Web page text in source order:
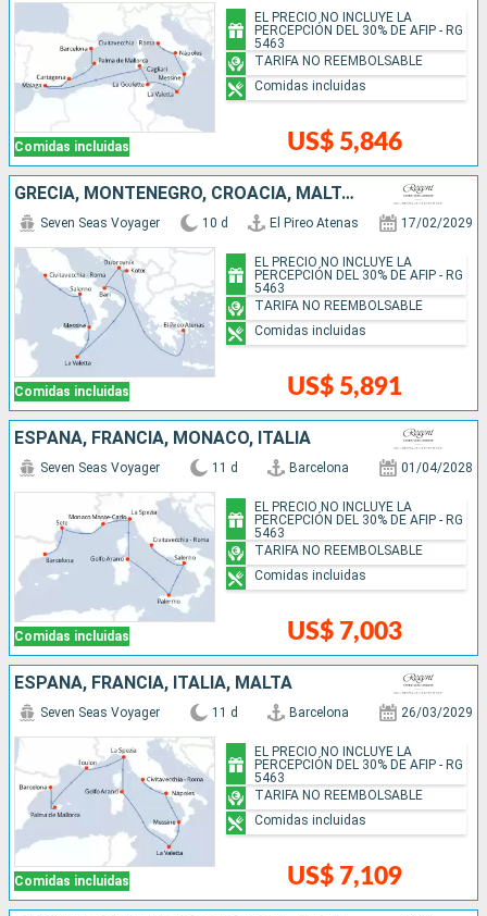
Comidas incluidas US$ 5,846
EL PRECIO NO INCLUYE LA
PERCEPCIÓN DEL 30% DE AFIP - RG
5463
TARIFA NO REEMBOLSABLE
Comidas incluidas
GRECIA, MONTENEGRO, CROACIA, MALTA, ITALIA
Comidas incluidas
Seven Seas Voyager 10 d El Pireo Atenas 17/02/2029
US$ 5,891
EL PRECIO NO INCLUYE LA
PERCEPCIÓN DEL 30% DE AFIP - RG
5463
TARIFA NO REEMBOLSABLE
Comidas incluidas
ESPAÑA, FRANCIA, MONACO, ITALIA
Comidas incluidas
Seven Seas Voyager 11 d Barcelona 01/04/2028
US$ 7,003
EL PRECIO NO INCLUYE LA
PERCEPCIÓN DEL 30% DE AFIP - RG
5463
TARIFA NO REEMBOLSABLE
Comidas incluidas
ESPAÑA, FRANCIA, ITALIA, MALTA
Comidas incluidas
Seven Seas Voyager 11 d Barcelona 26/03/2029
US$ 7,109
EL PRECIO NO INCLUYE LA
PERCEPCIÓN DEL 30% DE AFIP - RG
5463
TARIFA NO REEMBOLSABLE
Comidas incluidas